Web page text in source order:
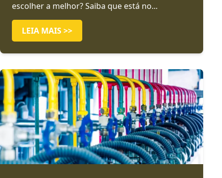
escolher a melhor? Saiba que está no...
LEIA MAIS >>